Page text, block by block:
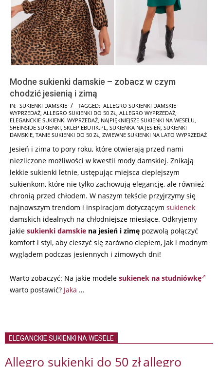
Modne sukienki damskie – zobacz w czym
chodzić jesienią i zimą
2025-
10-
05
IN: SUKIENKI DAMSKIE TAGGED: ALLEGRO SUKIENKI DAMSKIE
WYPRZEDAŻ, ALLEGRO SUKIENKI DO 50 ZŁ, ALLEGRO WYPRZEDAŻ,
ELEGANCKIE SUKIENKI WYPRZEDAŻ, NAJPIĘKNIEJSZE SUKIENKI NA WESELU,
SHEINSIDE SUKIENKI, SKLEP EBUTIK.PL, SUKIENKA NA JESIEŃ, SUKIENKI
DAMSKIE, TANIE SUKIENKI DO 50 ZŁ, ZWIEWNE SUKIENKI NA LATO WYPRZEDAŻ
Jesień i zima to pory roku, które otwierają przed nami
niezliczone możliwości w kwestii mody damskiej. Znikają
lekkie sukienki letnie, ustępując miejsca cieplejszym
sukienkom, które nie tylko zachowują elegancję, ale również
chronią przed chłodem. W naszym tekście przyjrzymy się
najnowszym trendom i inspiracjom dotyczącym sukienek
damskich idealnych na chłodniejsze miesiące. Odkryjemy
jakie sukienki damskie na jesień i zimę pozwolą połączyć
komfort i styl, aby cieszyć się zarówno ciepłem, jak i modnym
wyglądem podczas jesiennych i zimowych dni!
Warto zobaczyć: Na jakie modele sukienek na studniówkę
warto postawić? Jaka …
ELEGANCKIE SUKIENKI NA WESELE
Allegro sukienki do 50 złallegro